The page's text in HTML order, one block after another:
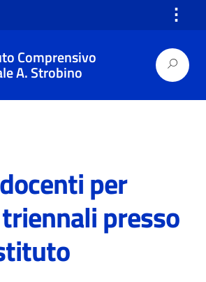
⋮
Comprensivo
A. Strobino
per
presso